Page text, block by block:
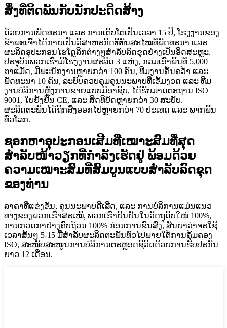
ສິ່ງທີ່ຕິດພັນກັບນັກປະດິດສ້າງ
ດ້ວຍການພັດທະນາ ແລະ ການເຕີບໂຕເປັນເວລາ 15 ປີ, ໂຮງງານຂອງ
ຂ້າພະເຈົ້າໄດ້ກາຍເປັນວິສາຫະກິດທີ່ທັນສະໄໝທີ່ພັດທະນາ ແລະ
ຜະລິດອຸປະກອນໄຮໂດຼລິກຕ່າງໆສຳລັບລົດຂຸດຢ່າງເປັນອິດສະຫຼະ.
ປະຈຸບັນພວກເຮົາມີໂຮງງານຜະລິດ 3 ແຫ່ງ, ກວມເອົາພື້ນທີ່ 5,000
ຕາແມັດ, ມີພະນັກງານຫຼາຍກວ່າ 100 ຄົນ, ທີມງານຄົ້ນຄວ້າ ແລະ
ພັດທະນາ 10 ຄົນ, ລະບົບຄວບຄຸມຄຸນນະພາບທີ່ເຂັ້ມງວດ ແລະ ທີມ
ງານບໍລິການຫຼັງການຂາຍແບບມືອາຊີບ, ໄດ້ຮັບມາດຕະຖານ ISO
9001, ໃບຢັ້ງຢືນ CE, ແລະ ສິດທິບັດຫຼາຍກວ່າ 30 ສະບັບ.
ຜະລິດຕະພັນໄດ້ຖືກສົ່ງອອກໄປຫຼາຍກວ່າ 70 ປະເທດ ແລະ ພາກພື້ນ
ທົ່ວໂລກ.
ຊອກຫາອຸປະກອນເສີມທີ່ເໝາະສົມທີ່ສຸດ
ສຳລັບໜ້າວຽກທີ່ກຳລັງເຮັດຢູ່ ພ້ອມດ້ວຍ
ຄວາມເໝາະສົມທີ່ສົມບູນແບບສຳລັບລົດຂຸດ
ຂອງທ່ານ
ລາຄາທີ່ແຂ່ງຂັນ, ຄຸນນະພາບດີເລີດ, ແລະ ການບໍລິການແມ່ນແນວ
ທາງຂອງພວກເຮົາສະເໝີ, ພວກເຮົາຢືນຢັນໃນວັດຖຸດິບໃໝ່ 100%,
ການກວດກາຢ່າງຄົບຖ້ວນ 100% ກ່ອນການຂົນສົ່ງ, ສັນຍາວ່າຈະໃຊ້
ເວລາສັ້ນໆ 5-15 ມື້ສຳລັບຜະລິດຕະພັນທົ່ວໄປພາຍໃຕ້ການຄຸ້ມຄອງ
ISO, ສະໜັບສະໜູນການບໍລິການຕະຫຼອດຊີວິດດ້ວຍການຮັບປະກັນ
ຍາວ 12 ເດືອນ.